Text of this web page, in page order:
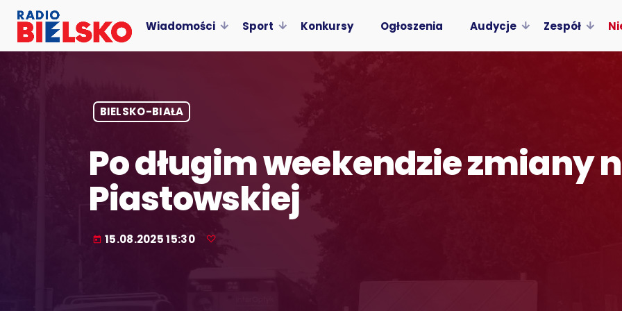
Wiadomości Sport Konkursy Ogłoszenia Audycje Zespół
BIELSKO-BIAŁA
Po długim weekendzie zmiany
Piastowskiej
today 15.08.2025 15:30